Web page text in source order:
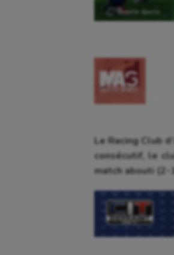
Ⓒ Gazette Sports
Le Racing Club
consécutif, le
match abouti (2-